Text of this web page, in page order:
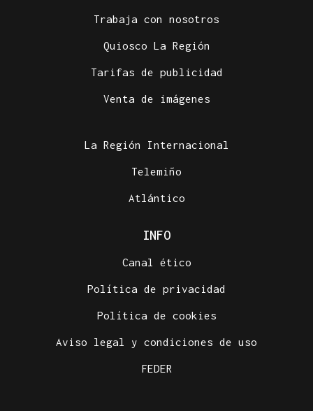
Trabaja con nosotros
Quiosco La Región
Tarifas de publicidad
Venta de imágenes
La Región Internacional
Telemiño
Atlántico
INFO
Canal ético
Política de privacidad
Política de cookies
Aviso legal y condiciones de uso
FEDER